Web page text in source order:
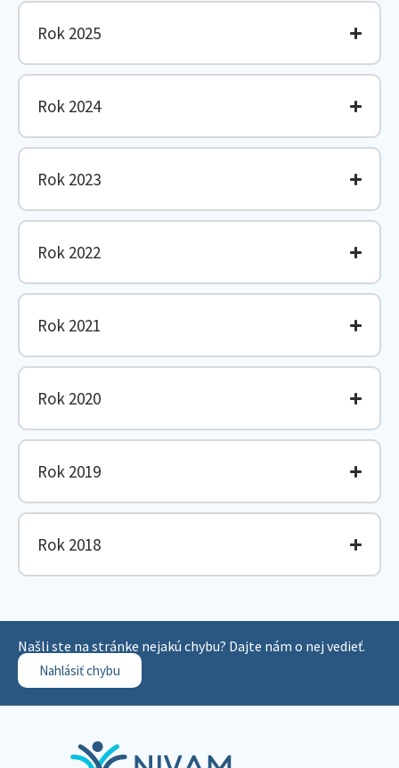
Rok 2025
Rok 2024
Rok 2023
Rok 2022
Rok 2021
Rok 2020
Rok 2019
Rok 2018
Našli ste na stránke nejakú chybu? Dajte nám o nej vedieť.
Nahlásiť chybu